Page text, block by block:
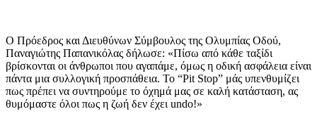
Ο Πρόεδρος και Διευθύνων Σύμβουλος της Ολυμπίας Οδού,
Παναγιώτης Παπανικόλας δήλωσε: «Πίσω από κάθε ταξίδι
βρίσκονται οι άνθρωποι που αγαπάμε, όμως η οδική ασφάλεια είναι
πάντα μια συλλογική προσπάθεια. Το “Pit Stop” μάς υπενθυμίζει
πως πρέπει να συντηρούμε το όχημά μας σε καλή κατάσταση, ας
θυμόμαστε όλοι πως η ζωή δεν έχει undo!»